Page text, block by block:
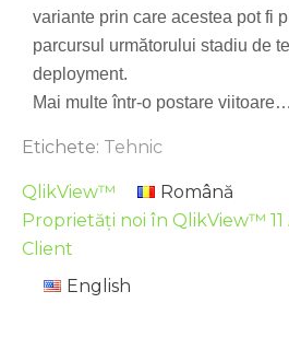
variante prin care acestea pot fi
parcursul următorului stadiu de
deployment.
Mai multe într-o postare viitoare…
Etichete: Tehnic
QlikView™
Proprietăți noi în QlikView™ 11
Client
Română
English